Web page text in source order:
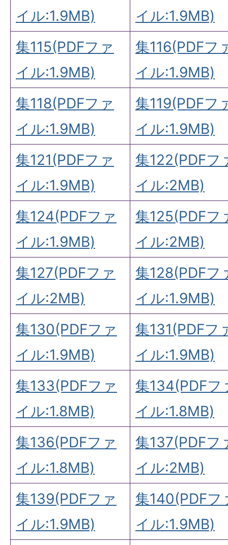
イル:1.9MB)
イル:1.9MB)
集115(PDFファ
イル:1.9MB)
集116(PDFフ
イル:1.9MB)
集118(PDFファ
イル:1.9MB)
集119(PDFフ
イル:1.9MB)
集121(PDFファ
イル:1.9MB)
集122(PDFフ
イル:2MB)
集124(PDFファ
イル:1.9MB)
集125(PDFフ
イル:2MB)
集127(PDFファ
イル:2MB)
集128(PDFフ
イル:1.9MB)
集130(PDFファ
イル:1.9MB)
集131(PDFフ
イル:1.9MB)
集133(PDFファ
イル:1.8MB)
集134(PDFフ
イル:1.8MB)
集136(PDFファ
イル:1.8MB)
集137(PDFフ
イル:2MB)
集139(PDFファ
イル:1.9MB)
集140(PDFフ
イル:1.9MB)